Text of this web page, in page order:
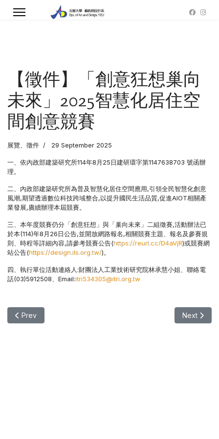
【徵件】「創意狂想巢向
未來」2025智慧化居住空
間創意競賽
展覽、徵件 29 September 2025
一、依內政部建築研究所114年8月25日建研環字第1147638703 號函辦
理。
二、內政部建築研究所為普及智慧化居住空間應用,引領全民智慧化創意
風潮,期望透過數位科技跨域整合,以提升國民生活品質,促進AIOT相關產
業發展,賡續辦理本屆競賽。
三、本年度競賽仍分「創意狂想」與「巢向未來」二組徵賽,活動辦法已
於本(114)年8月26日公告,並開放網路報名,相關競賽主題、報名及參賽規
則、時程等詳細內容,請參考競賽公告(https://reurl.cc/D4aVjR)或競賽網
站公告(https://design.ils.org.tw/)。
四、執行單位活動連絡人:財團法人工業技術研究院林承慧小姐、聯絡電
話(03)5912508、Email:itri534305@itri.org.tw
Previous article: 【徵件】2026第22屆空間設計學術論文及設計作
Prev Next
Next